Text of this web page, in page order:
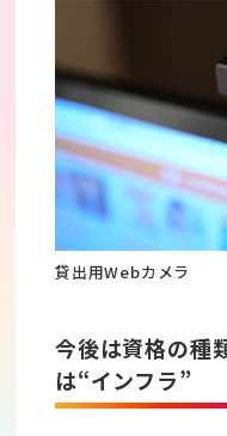
貸出用Webカメラ
今後は資格の種
は“インフラ”